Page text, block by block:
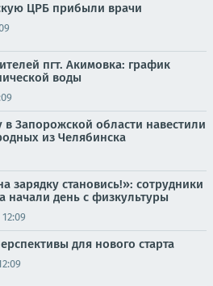
ЦРБ прибыли врачи
пгт. Акимовка: график
воды
в Запорожской области навестили
из Челябинска
зарядку становись!»: сотрудники
начали день с физкультуры
12:09
для нового старта